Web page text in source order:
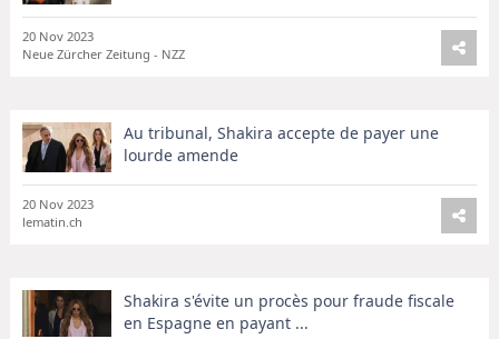
20 Nov 2023
Neue Zürcher Zeitung - NZZ
Au tribunal, Shakira accepte de payer une
lourde amende
20 Nov 2023
lematin.ch
Shakira s'évite un procès pour fraude fiscale
en Espagne en payant ...